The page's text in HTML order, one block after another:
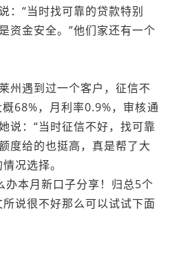
：“当时找可靠的贷款特别
资金安全。”他们家还有一个
州遇到过一个客户，征信不
68%，月利率0.9%，审核通
说：“当时征信不好，找可靠
度给的也挺高，真是帮了大
况选择。
本月新口子分享！归总​5个
说很不好那么可以试试下面